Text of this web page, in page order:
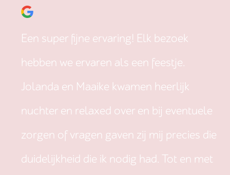
Een super fijne ervaring! Elk bezoek
hebben we ervaren als een feestje.
Jolanda en Maaike kwamen heerlijk
nuchter en relaxed over en bij eventuele
zorgen of vragen gaven zij mij precies die
duidelijkheid die ik nodig had. Tot en met